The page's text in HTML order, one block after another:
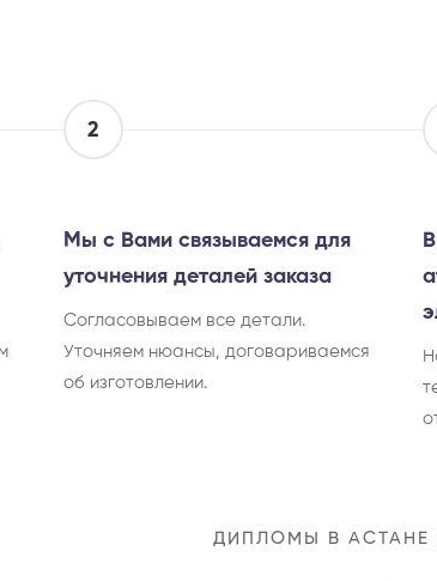
2
Мы с Вами связываемся для
уточнения деталей заказа
Согласовываем все детали.
Уточняем нюансы, договариваемся
об изготовлении.
ДИПЛОМЫ В АСТАНЕ